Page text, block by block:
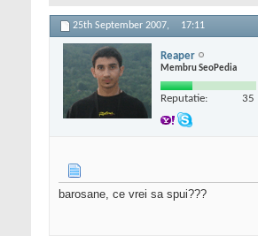
25th September 2007, 17:11
Reaper
Membru SeoPedia
Reputatie: 35
barosane, ce vrei sa spui???